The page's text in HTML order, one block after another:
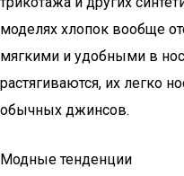
моделях хлопок вообще
мягкими и удобными в
растягиваются, их легко
обычных джинсов.
Модные тенденции